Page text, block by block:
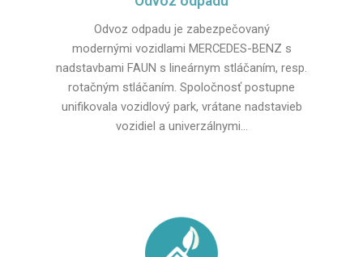
Odvoz odpadu je zabezpečovaný
modernými vozidlami MERCEDES-BENZ s
nadstavbami FAUN s lineárnym stláčaním, resp.
rotačným stláčaním. Spoločnosť postupne
unifikovala vozidlový park, vrátane nadstavieb
vozidiel a univerzálnymi...